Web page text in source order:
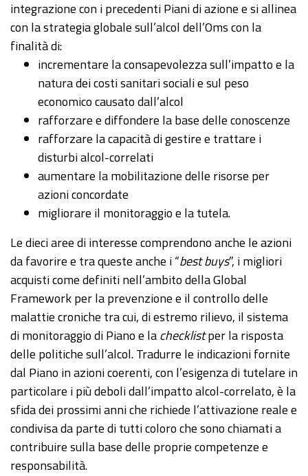
integrazione con i precedenti Piani di azione e si allinea
con la strategia globale sull’alcol dell’Oms con la
finalità di:
incrementare la consapevolezza sull’impatto e la
natura dei costi sanitari sociali e sul peso
economico causato dall’alcol
rafforzare e diffondere la base delle conoscenze
rafforzare la capacità di gestire e trattare i
disturbi alcol-correlati
aumentare la mobilitazione delle risorse per
azioni concordate
migliorare il monitoraggio e la tutela.
Le dieci aree di interesse comprendono anche le azioni
da favorire e tra queste anche i “best buys”, i migliori
acquisti come definiti nell’ambito della Global
Framework per la prevenzione e il controllo delle
malattie croniche tra cui, di estremo rilievo, il sistema
di monitoraggio di Piano e lachecklistper la risposta
delle politiche sull’alcol. Tradurre le indicazioni fornite
dal Piano in azioni coerenti, con l’esigenza di tutelare in
particolare i più deboli dall’impatto alcol-correlato, è la
sfida dei prossimi anni che richiede l’attivazione reale e
condivisa da parte di tutti coloro che sono chiamati a
contribuire sulla base delle proprie competenze e
responsabilità.